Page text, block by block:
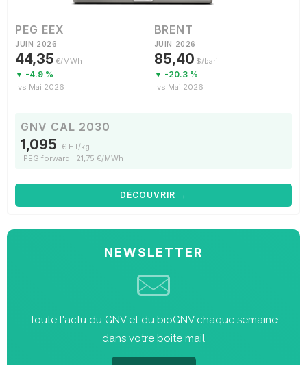
PEG EEX
JUIN 2026
44,35 €/MWh
▼ -4.9 %
vs Mai 2026
BRENT
JUIN 2026
85,40 $/baril
▼ -20.3 %
vs Mai 2026
GNV CAL 2030
1,095 € HT/kg
PEG forward : 21,75 €/MWh
DÉCOUVRIR →
NEWSLETTER
Toute l'actu du GNV et du bioGNV chaque semaine
dans votre boite mail